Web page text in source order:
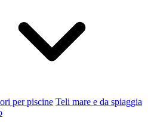
per piscine Teli mare e da spiaggia